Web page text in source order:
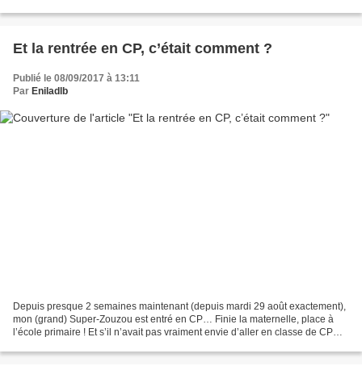
Et la rentrée en CP, c’était comment ?
Publié le 08/09/2017 à 13:11
Par Eniladlb
Depuis presque 2 semaines maintenant (depuis mardi 29 août exactement),
mon (grand) Super-Zouzou est entré en CP… Finie la maternelle, place à
l’école primaire ! Et s’il n’avait pas vraiment envie d’aller en classe de CP